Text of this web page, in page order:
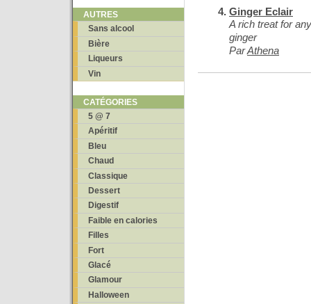
AUTRES
Sans alcool
Bière
Liqueurs
Vin
CATÉGORIES
5 @ 7
Apéritif
Bleu
Chaud
Classique
Dessert
Digestif
Faible en calories
Filles
Fort
Glacé
Glamour
Halloween
Ginger Eclair
A rich treat for
ginger
ParAthena